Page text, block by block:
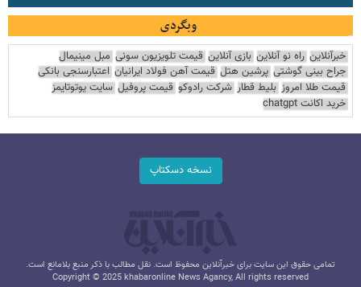
وبگردی
خبرآنلاین راه نو آنلاین بازی آنلاین قیمت تلویزیون سونی مبل مینیمال
جراح بینی گوشتی پرشین هتل قیمت آهن فولاد ایرانیان اعتبارسنجی بانکی
قیمت طلا امروز بلیط قطار شرکت رادوکو قیمت پروفیل سایت یوتوتایمز
خرید اکانت chatgpt
نسخه دسکتاپ
تمامی حقوق این سایت برای خبرآنلاین محفوظ است. نقل مطالب با ذکر منبع بلامانع است.
Copyright © 2025 khabaronline News Agancy, All rights reserved